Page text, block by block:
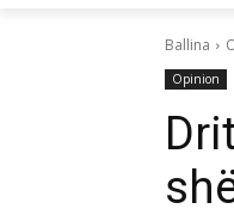
Ballina
Opinion